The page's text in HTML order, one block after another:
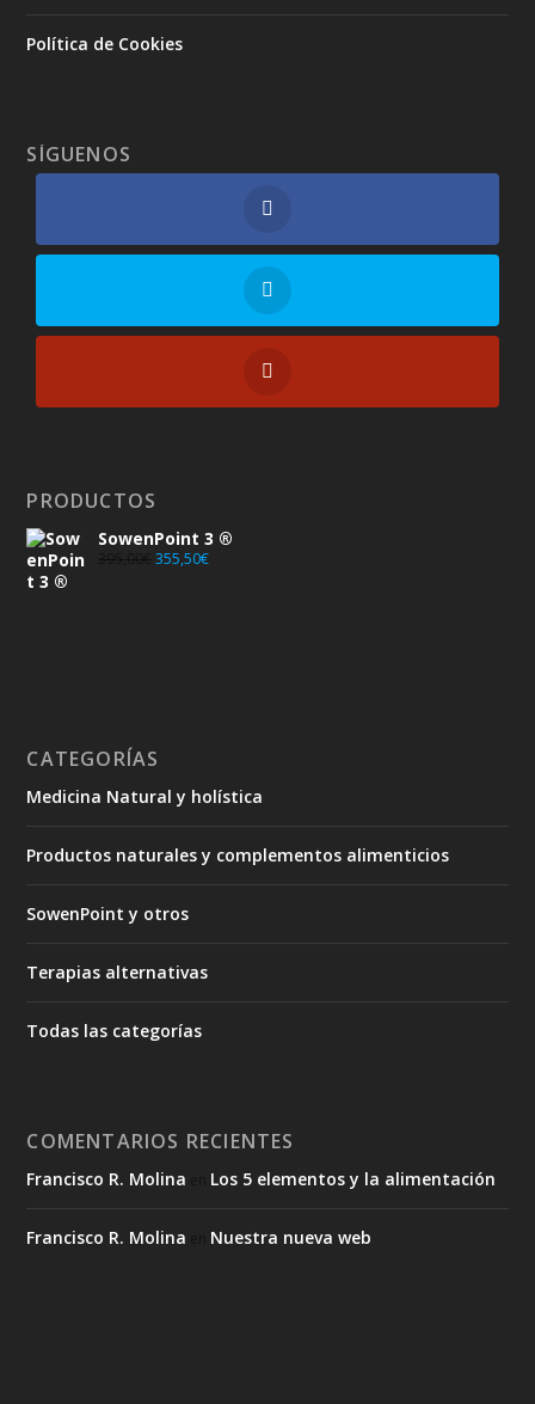
Política de Cookies
SÍGUENOS
PRODUCTOS
SowenPoint 3 ®
395,00€ 355,50€
CATEGORÍAS
Medicina Natural y holística
Productos naturales y complementos alimenticios
SowenPoint y otros
Terapias alternativas
Todas las categorías
COMENTARIOS RECIENTES
Francisco R. Molina Los 5 elementos y la alimentación
Francisco R. Molina Nuestra nueva web